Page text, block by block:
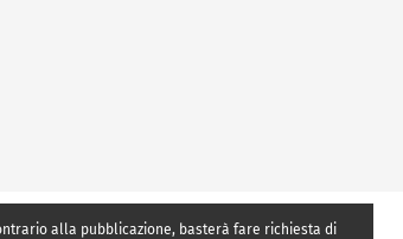
alla pubblicazione, basterà fare richiesta di